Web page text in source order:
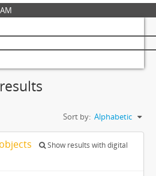
Sort by: Alphabetic
Show results with digital